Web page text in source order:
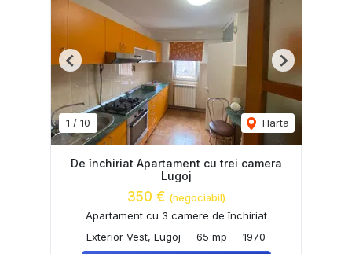
1 / 10 Harta
Previous Next
De închiriat Apartament cu trei camera
Lugoj
350 € (negociabil)
Apartament cu 3 camere de închiriat
Exterior Vest, Lugoj
65 mp 1970